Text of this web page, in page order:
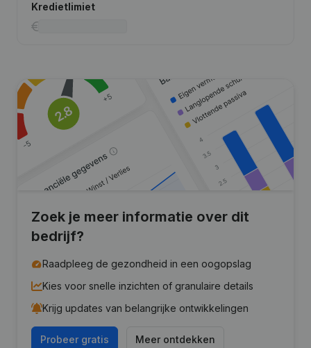
Kredietlimiet
Zoek je meer informatie over dit
bedrijf?
Raadpleeg de gezondheid in een oogopslag
Kies voor snelle inzichten of granulaire details
Krijg updates van belangrijke ontwikkelingen
Probeer gratis Meer ontdekken